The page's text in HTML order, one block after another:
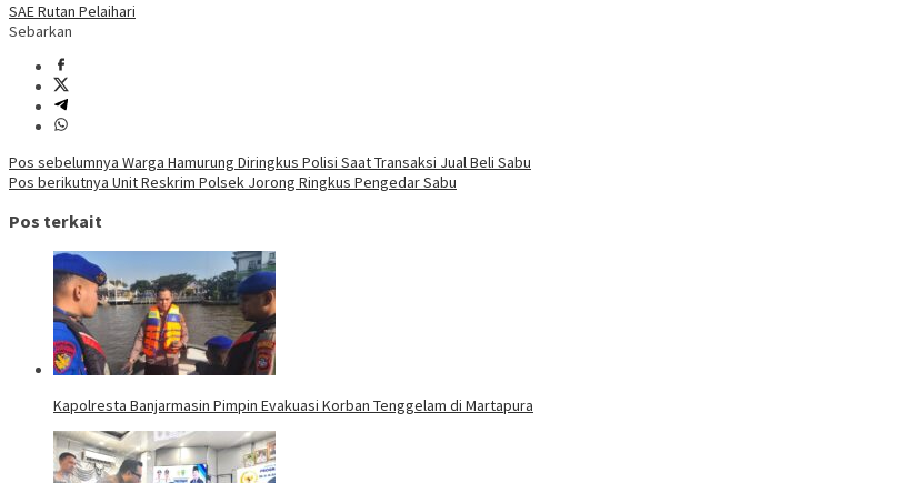
SAE Rutan Pelaihari
Sebarkan
Navigasi
pos
Pos sebelumnya Warga Hamurung Diringkus Polisi Saat Transaksi Jual Beli Sabu
Pos berikutnya Unit Reskrim Polsek Jorong Ringkus Pengedar Sabu
Pos terkait
Kapolresta Banjarmasin Pimpin Evakuasi Korban Tenggelam di Martapura